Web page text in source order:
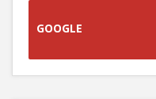
GOOGLE